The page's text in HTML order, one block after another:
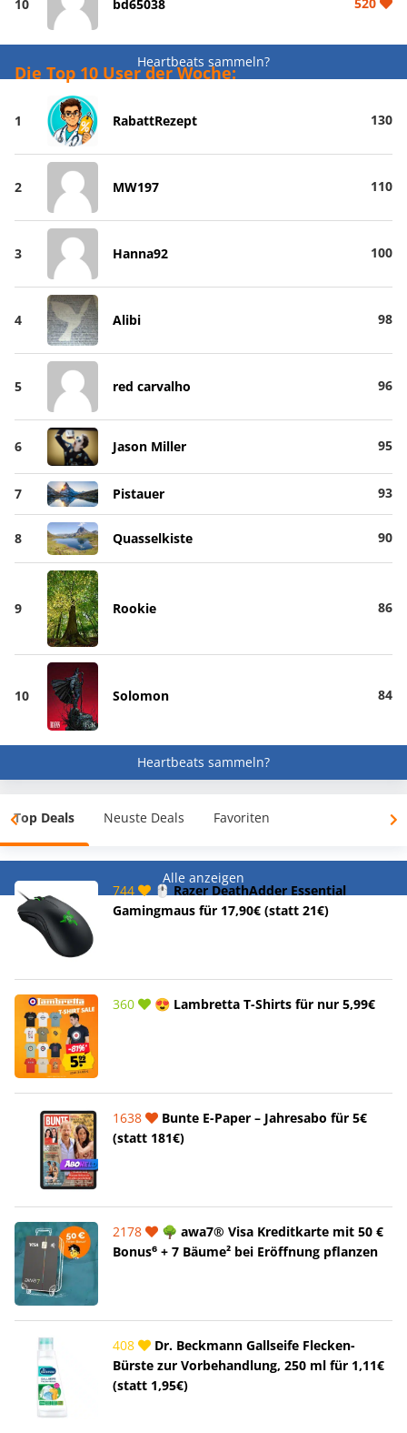
10 bd65038
Heartbeats sammeln?
Die Top 10 User der Woche:
1 RabattRezept 130
2 MW197 110
3 Hanna92 100
4 Alibi 98
5 red carvalho 96
6 Jason Miller 95
7 Pistauer 93
8 Quasselkiste 90
9 Rookie 86
10 Solomon 84
Heartbeats sammeln?
Top Deals Neuste Deals Favoriten
Alle anzeigen
744
🖱️ Razer DeathAdder Essential
Gamingmaus für 17,90€ (statt 21€)
360 😍 Lambretta T-Shirts für nur 5,99€
1638
Bunte E-Paper – Jahresabo für 5€
(statt 181€)
2178
🌳 awa7® Visa Kreditkarte mit 50 €
Bonus⁶ + 7 Bäume² bei Eröffnung pflanzen
408
Dr. Beckmann Gallseife Flecken-
Bürste zur Vorbehandlung, 250 ml für 1,11€
(statt 1,95€)